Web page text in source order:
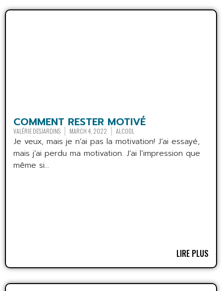
COMMENT RESTER MOTIVÉ
VALÉRIE DESJARDINS MARCH 4, 2022 ALCOOL
Je veux, mais je n’ai pas la motivation! J’ai essayé,
mais j’ai perdu ma motivation. J’ai l’impression que
même si...
LIRE PLUS